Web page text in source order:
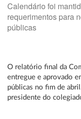
Calendário foi
requerimentos para
públicas
O relatório final da
entregue e aprovado
públicas no fim de
presidente do